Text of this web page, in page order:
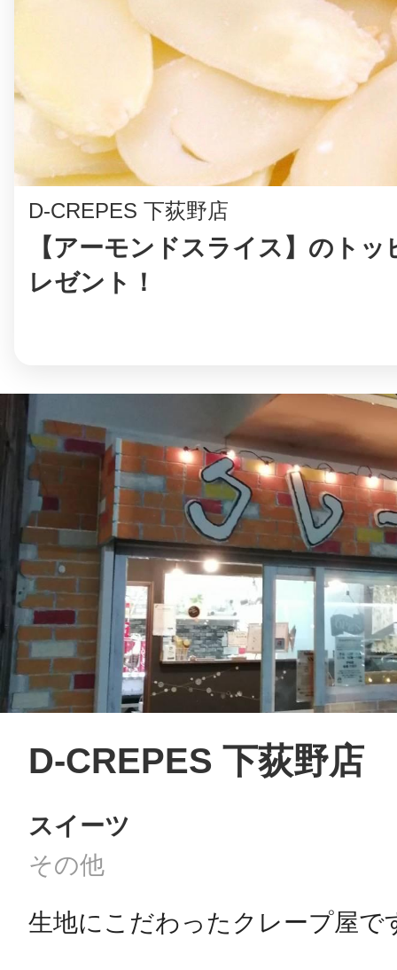
D-CREPES 下荻野店
【アーモンドスライス】のト
レゼント！
D-CREPES 下荻野店
スイーツ
その他
生地にこだわったクレープ屋で